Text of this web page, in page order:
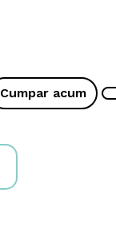
Cumpar acum